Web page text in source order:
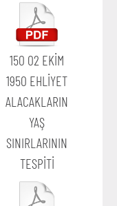
150 02 EKİM
1950 EHLİYET
ALACAKLARIN
YAŞ
SINIRLARININ
TESPİTİ